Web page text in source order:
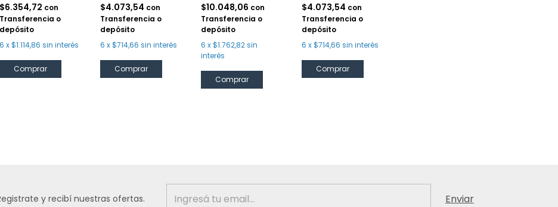
$6.354,72 con
Transferencia o
depósito
6 x$1.114,86 sin interés
$4.073,54 con
Transferencia o
depósito
6 x$714,66 sin interés
$10.048,06 con
Transferencia o
depósito
6 x$1.762,82sin
interés
$4.073,54 con
Transferencia o
depósito
6 x$714,66 sin interés
y recibí nuestras ofertas.